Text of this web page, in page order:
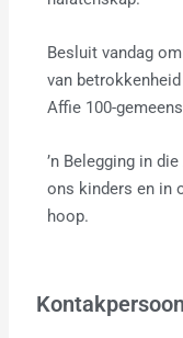
Besluit vandag
van
Affie 100-
’n Belegging in
ons kinders en in
hoop.